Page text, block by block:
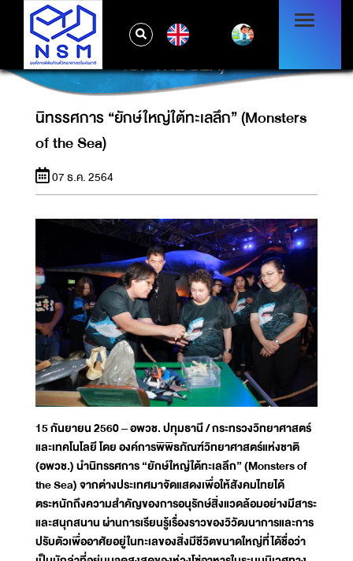
นิทรรศการ “ยักษ์ใหญ่ใต้ทะเลลึก” (MONSTERS
OF THE SEA)
นิทรรศการ “ยักษ์ใหญ่ใต้ทะเลลึก” (Monsters
of the Sea)
07 ธ.ค. 2564
15 กันยายน 2560 – อพวช. ปทุมธานี / กระทรวงวิทยาศาสตร์
และเทคโนโลยี โดย องค์การพิพิธภัณฑ์วิทยาศาสตร์แห่งชาติ
(อพวช.) นำนิทรรศการ “ยักษ์ใหญ่ใต้ทะเลลึก” (Monsters of
the Sea) จากต่างประเทศมาจัดแสดงเพื่อให้สังคมไทยได้
ตระหนักถึงความสำคัญของการอนุรักษ์สิ่งแวดล้อมอย่างมีสาระ
และสนุกสนาน ผ่านการเรียนรู้เรื่องราวของวิวัฒนาการและการ
ปรับตัวเพื่ออาศัยอยู่ในทะเลของสิ่งมีชีวิตขนาดใหญ่ที่ได้ชื่อว่า